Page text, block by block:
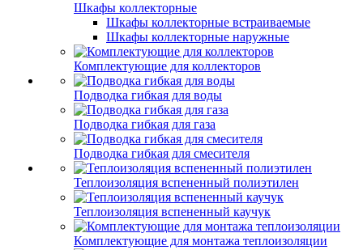
Шкафы коллекторные
Шкафы коллекторные встраиваемые
Шкафы коллекторные наружные
Комплектующие для коллекторов
Подводка гибкая для воды
Подводка гибкая для газа
Подводка гибкая для смесителя
Теплоизоляция вспененный полиэтилен
Теплоизоляция вспененный каучук
Комплектующие для монтажа теплоизоляции